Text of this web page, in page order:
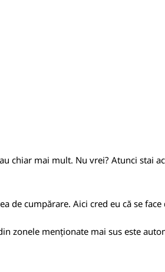
chiar mai mult. Nu vrei? Atunci stai
de cumpărare. Aici cred eu că se face
zonele menționate mai sus este